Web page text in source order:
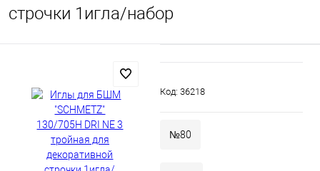
строчки 1игла/набор
Код: 36218
№80